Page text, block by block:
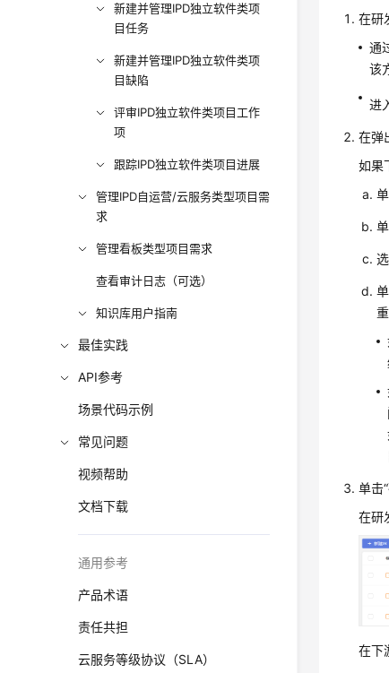
新建并管理IPD独立软件类项
目任务
新建并管理IPD独立软件类项
目缺陷
评审IPD独立软件类项目工作
项
跟踪IPD独立软件类项目进展
管理IPD自运营/云服务类型项目需
求
管理看板类型项目需求
查看审计日志（可选）
知识库用户指南
最佳实践
API参考
场景代码示例
常见问题
视频帮助
文档下载
通用参考
产品术语
责任共担
云服务等级协议（SLA）
在研
通
该
进
在弹
如果
单击
在研
在下